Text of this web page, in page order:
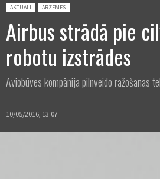
Posted in:
AKTUĀLI ĀRZEMĒS
Airbus strādā pie
robotu izstrādes
Aviobūves kompānija pilnveido ražošanas
10/05/2016, 13:07